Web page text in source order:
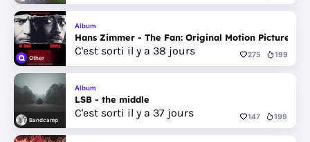
Other
Album
Hans Zimmer - The Fan: Original Motion Picture
C'est sorti il y a 38 jours 275 199
Bandcamp
Album
LSB - the middle
C'est sorti il y a 37 jours 147 199